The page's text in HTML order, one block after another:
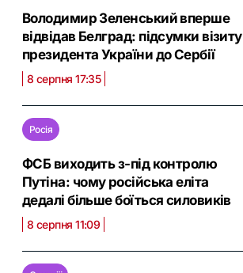
Володимир Зеленський вперше
відвідав Белград: підсумки візиту
президента України до Сербії
8 серпня 17:35
Росія
ФСБ виходить з-під контролю
Путіна: чому російська еліта
дедалі більше боїться силовиків
8 серпня 11:09